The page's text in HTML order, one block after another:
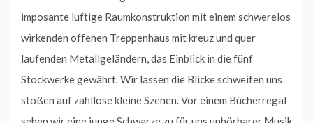
imposante luftige Raumkonstruktion mit einem schwerelos
wirkenden offenen Treppenhaus mit kreuz und quer
laufenden Metallgeländern, das Einblick in die fünf
Stockwerke gewährt. Wir lassen die Blicke schweifen uns
stoßen auf zahllose kleine Szenen. Vor einem Bücherregal